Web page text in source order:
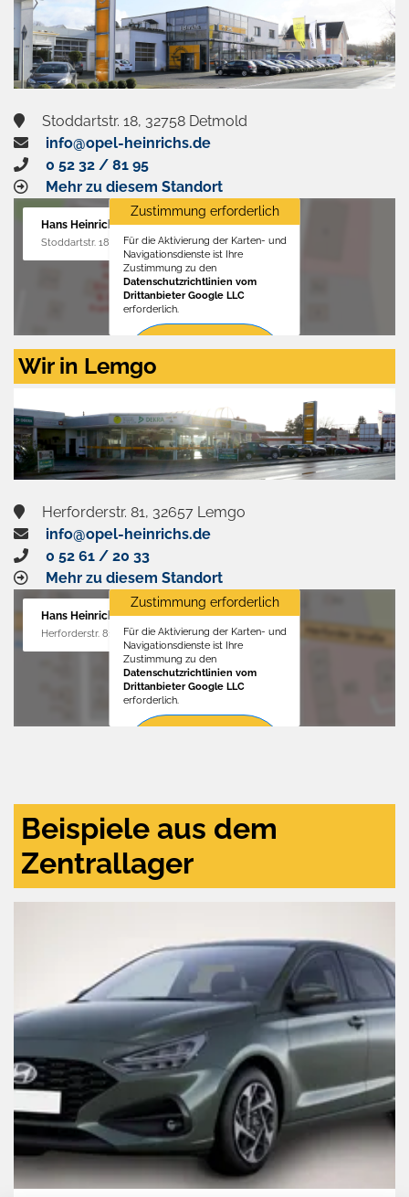
Stoddartstr. 18, 32758 Detmold
info@opel-heinrichs.de
0 52 32 / 81 95
Mehr zu diesem Standort
Hans Heinrichs GmbH
Stoddartstr. 18, 32758 Detmold
Zustimmung erforderlich
Für die Aktivierung der Karten- und
Navigationsdienste ist Ihre
Zustimmung zu den
Datenschutzrichtlinien vom
Drittanbieter Google LLC
erforderlich.
Zustimmen
aktivieren
Wir in Lemgo
Herforderstr. 81, 32657 Lemgo
info@opel-heinrichs.de
0 52 61 / 20 33
Mehr zu diesem Standort
Hans Heinrichs GmbH
Herforderstr. 81, 32657 Lemgo
Zustimmung erforderlich
Für die Aktivierung der Karten- und
Navigationsdienste ist Ihre
Zustimmung zu den
Datenschutzrichtlinien vom
Drittanbieter Google LLC
erforderlich.
Beispiele aus dem
Zentrallager